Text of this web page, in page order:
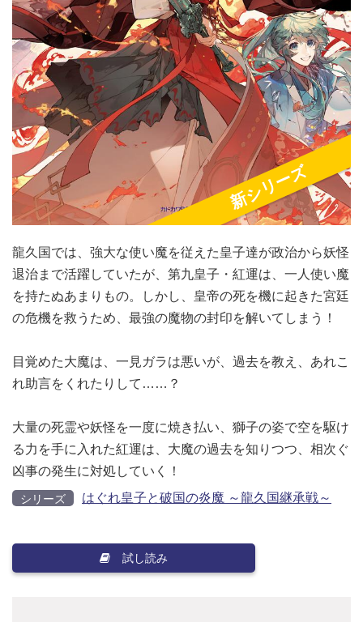
新シリーズ
龍久国では、強大な使い魔を従えた皇子達が政治から妖怪
退治まで活躍していたが、第九皇子・紅運は、一人使い魔
を持たぬあまりもの。しかし、皇帝の死を機に起きた宮廷
の危機を救うため、最強の魔物の封印を解いてしまう！
目覚めた大魔は、一見ガラは悪いが、過去を教え、あれこ
れ助言をくれたりして……？
大量の死霊や妖怪を一度に焼き払い、獅子の姿で空を駆け
る力を手に入れた紅運は、大魔の過去を知りつつ、相次ぐ
凶事の発生に対処していく！
シリーズ はぐれ皇子と破国の炎魔 ～龍久国継承戦～
試し読み